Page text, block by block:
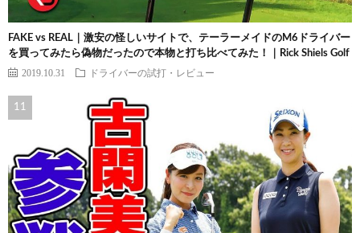
FAKE vs REAL｜激安の怪しいサイトで、テーラーメイドのM6ドライバー
を買ってみたら偽物だったので本物と打ち比べてみた！｜Rick Shiels Golf
2019.10.31 ドライバーの試打・レビュー